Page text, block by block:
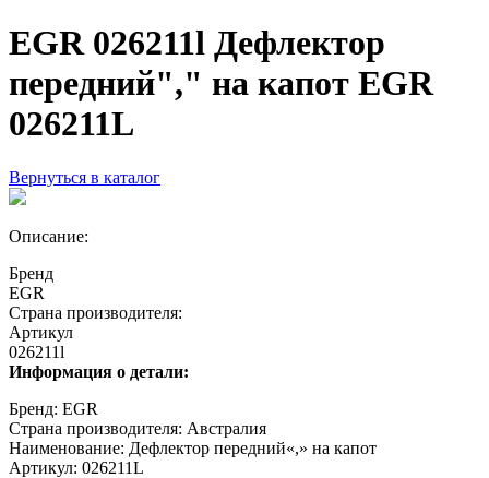
EGR 026211l Дефлектор
передний"," на капот EGR
026211L
Вернуться в каталог
Описание:
Бренд
EGR
Страна производителя:
Артикул
026211l
Информация о детали:
Бренд: EGR
Страна производителя: Австралия
Наименование: Дефлектор передний«,» на капот
Артикул: 026211L